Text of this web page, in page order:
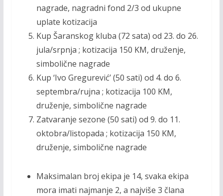
nagrade, nagradni fond 2/3 od ukupne
uplate kotizacija
Kup Šaranskog kluba (72 sata) od 23. do 26.
jula/srpnja ; kotizacija 150 KM, druženje,
simbolične nagrade
Kup ‘Ivo Gregurević’ (50 sati) od 4. do 6.
septembra/rujna ; kotizacija 100 KM,
druženje, simbolične nagrade
Zatvaranje sezone (50 sati) od 9. do 11.
oktobra/listopada ; kotizacija 150 KM,
druženje, simbolične nagrade
Maksimalan broj ekipa je 14, svaka ekipa
mora imati najmanje 2, a najviše 3 člana